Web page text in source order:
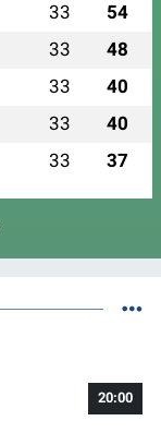
33 54
33 48
33 40
33 40
33 37
20:00